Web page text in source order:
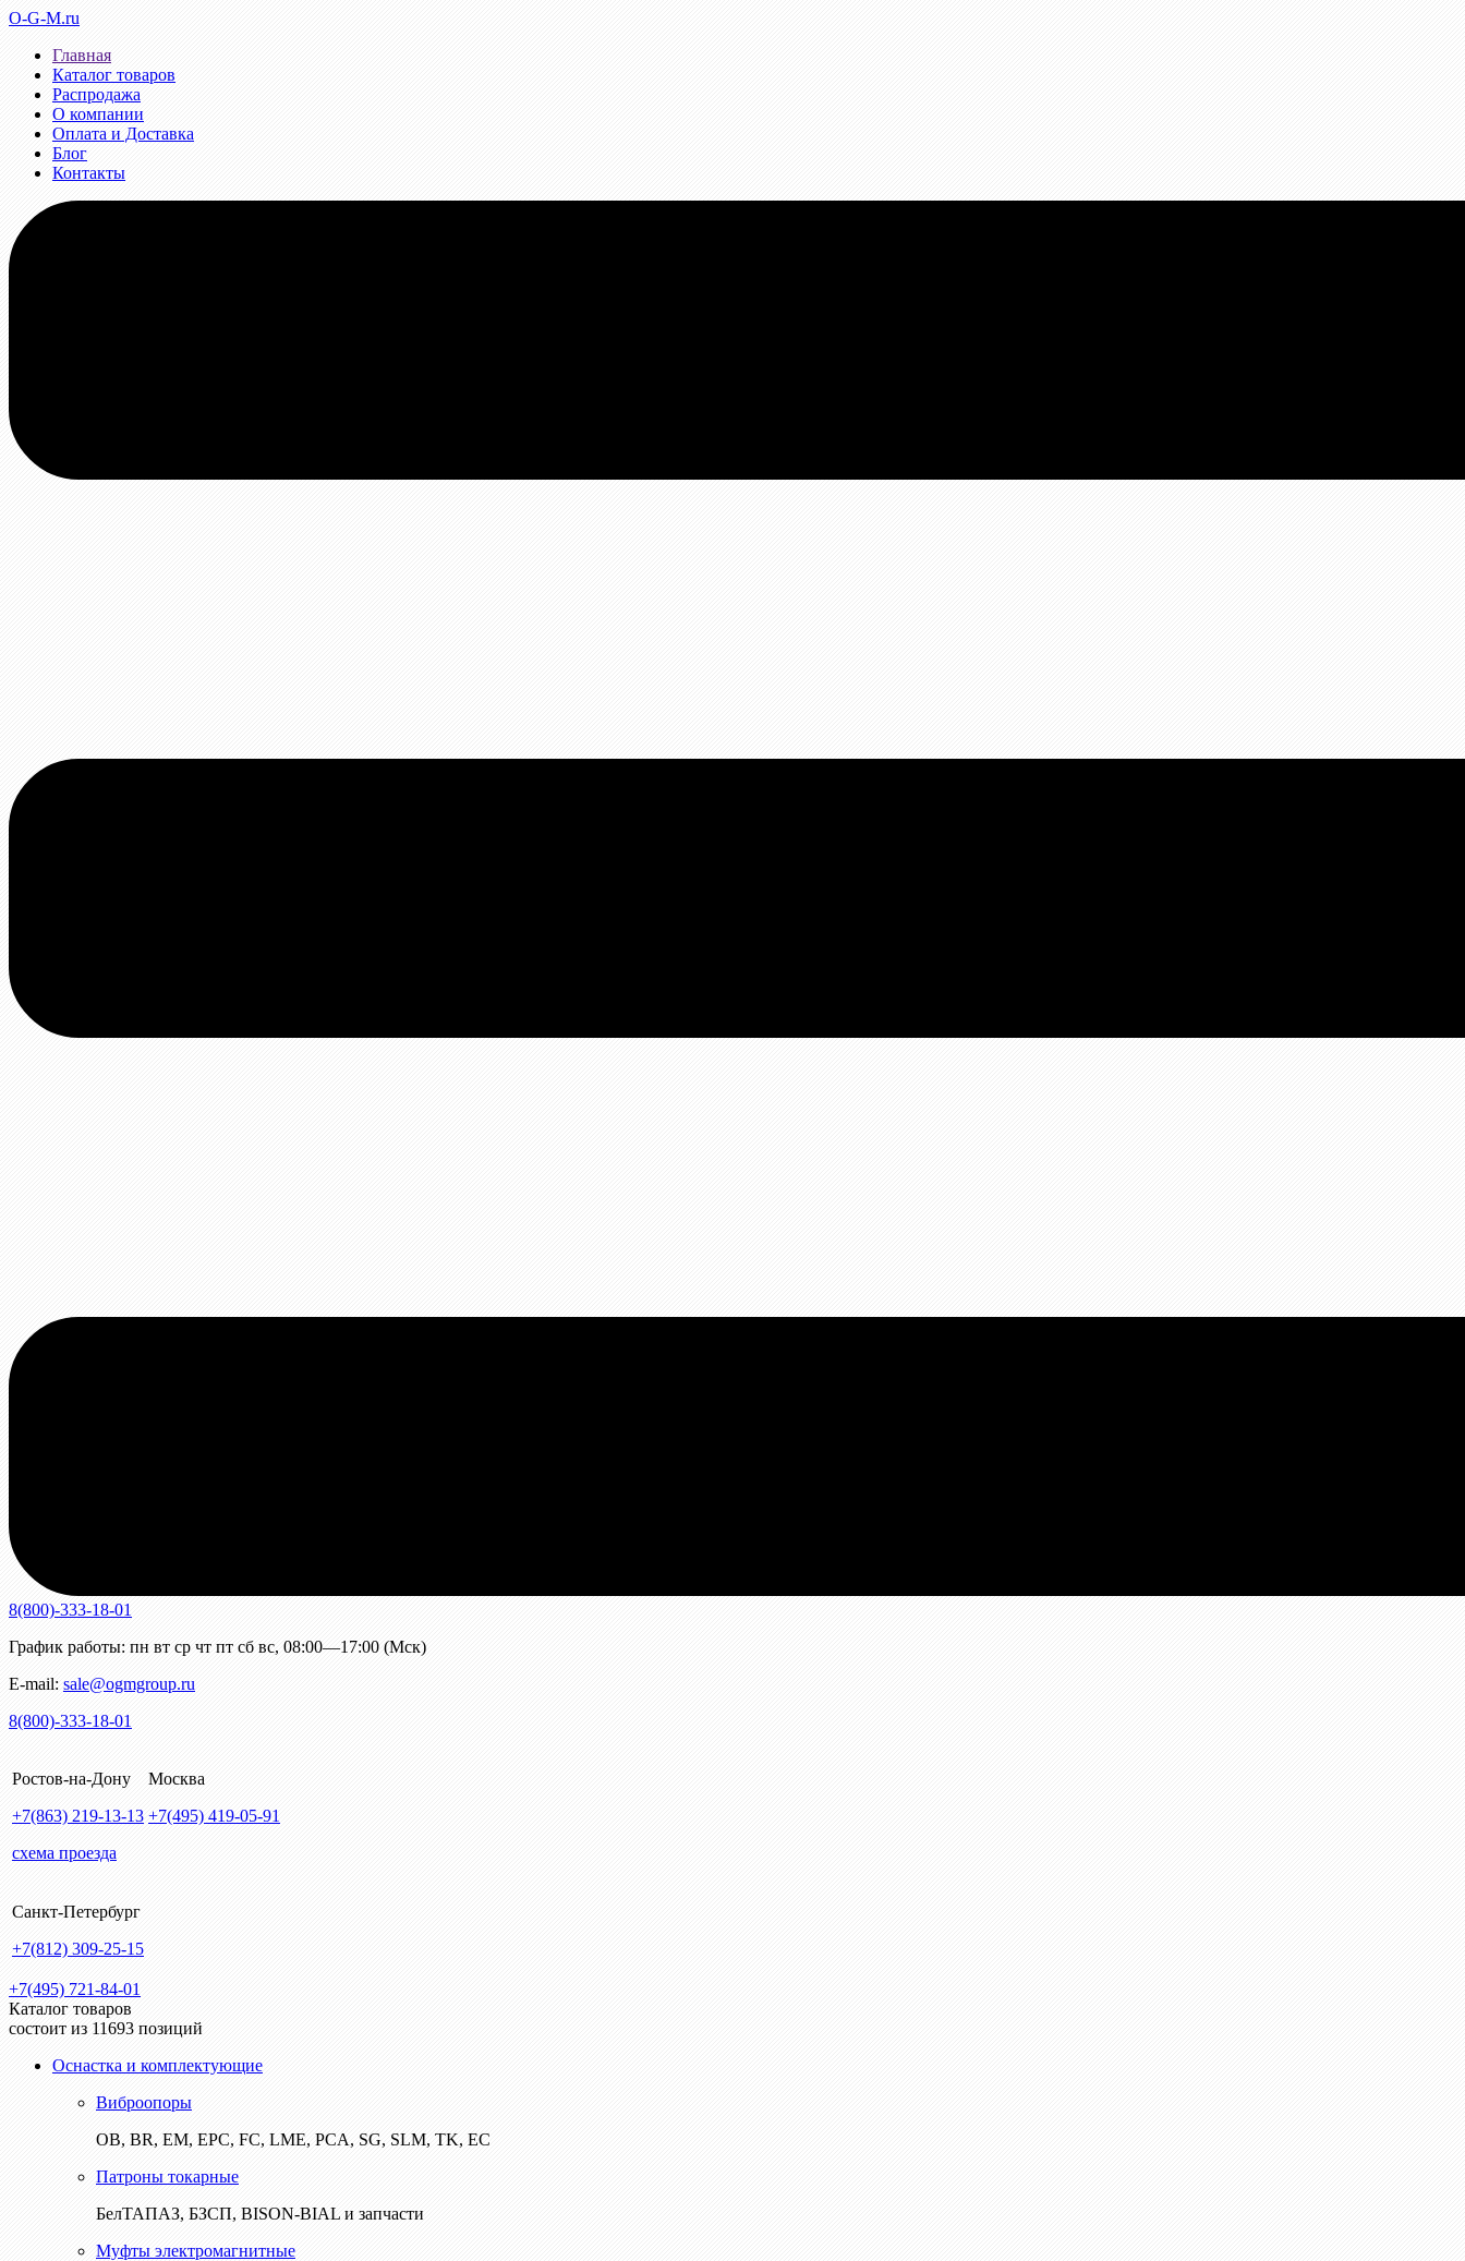
O-G-M.ru
Главная
Каталог товаров
Распродажа
О компании
Оплата и Доставка
Блог
Контакты
8(800)-333-18-01
График работы: пн вт ср чт пт сб вс, 08:00—17:00 (Мск)
E-mail: sale@ogmgroup.ru
8(800)-333-18-01
Ростов-на-Дону
+7(863) 219-13-13
схема проезда
Москва
+7(495) 419-05-91
Санкт-Петербург
+7(812) 309-25-15
+7(495) 721-84-01
Каталог товаров
состоит из 11693 позиций
Оснастка и комплектующие
Виброопоры
ОВ, BR, EM, EPC, FC, LME, PCA, SG, SLM, TK, EC
Патроны токарные
БелТАПАЗ, БЗСП, BISON-BIAL и запчасти
Муфты электромагнитные